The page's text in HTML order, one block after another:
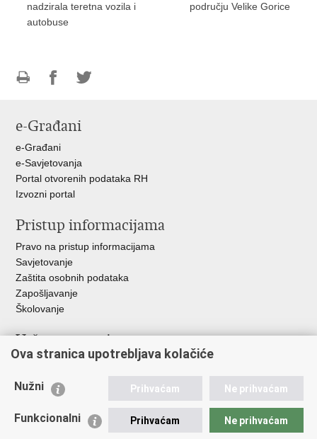
nadzirala teretna vozila i
autobuse
području Velike Gorice
FacebookuTwitteru
e-Građani
e-Građani
e-Savjetovanja
Portal otvorenih podataka RH
Izvozni portal
Pristup informacijama
Pravo na pristup informacijama
Savjetovanje
Zaštita osobnih podataka
Zapošljavanje
Školovanje
Važne poveznice
Ministarstvo unutarnjih poslova
Udruge
Policijska akademija
Ova stranica upotrebljava kolačiće
Nužni Prihvaćam Ne prihvaćam
Funkcionalni Prihvaćam Ne prihvaćam